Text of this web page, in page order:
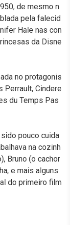
de mesmo n
pela falecid
Hale nas con
da Disne
no protagonis
Perrault, Cindere
du Temps Pas
pouco cuida
na cozinh
Bruno (o cachor
e mais alguns
do primeiro film